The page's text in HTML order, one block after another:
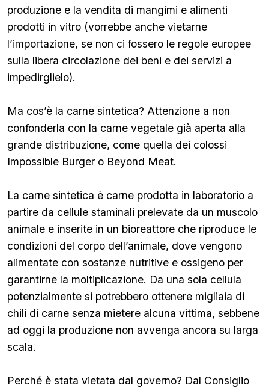
produzione e la vendita di mangimi e alimenti
prodotti in vitro (vorrebbe anche vietarne
l’importazione, se non ci fossero le regole europee
sulla libera circolazione dei beni e dei servizi a
impedirglielo).
Ma cos’è la carne sintetica? Attenzione a non
confonderla con la carne vegetale già aperta alla
grande distribuzione, come quella dei colossi
Impossible Burger o Beyond Meat.
La carne sintetica è carne prodotta in laboratorio a
partire da cellule staminali prelevate da un muscolo
animale e inserite in un bioreattore che riproduce le
condizioni del corpo dell’animale, dove vengono
alimentate con sostanze nutritive e ossigeno per
garantirne la moltiplicazione. Da una sola cellula
potenzialmente si potrebbero ottenere migliaia di
chili di carne senza mietere alcuna vittima, sebbene
ad oggi la produzione non avvenga ancora su larga
scala.
Perché è stata vietata dal governo? Dal Consiglio